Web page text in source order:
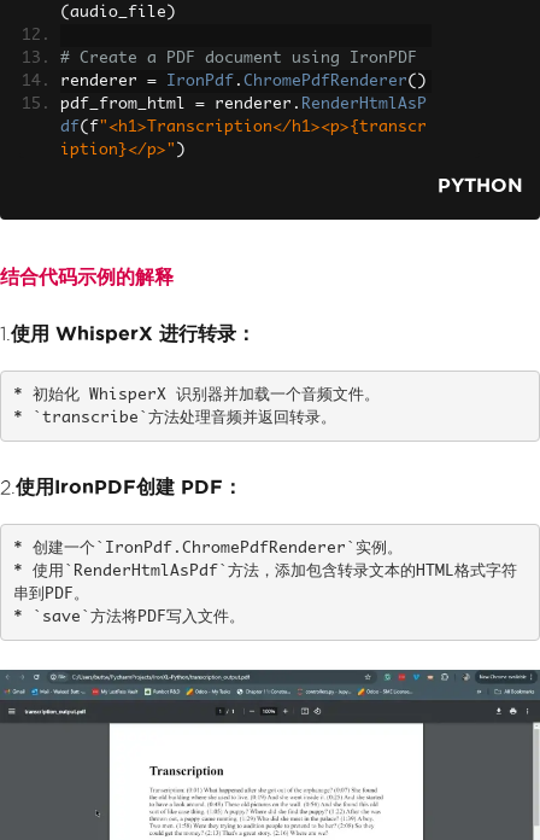
( audio_file )
# Create a PDF document using IronPDF
renderer = IronPdf . ChromePdfRenderer()
pdf_from_html = renderer . RenderHtmlAsP
df( f "<h1>Transcription</h1><p>{transcr
iption}</p>" )
output_file =
"transcription_output.pd
pdf_from_html
print(f "Transcription saved to {output
PYTHON
结合代码示例的解释
1.使用 WhisperX 进行转录：
* 初始化 WhisperX 识别器并加载一个音频文件。
* `transcribe`方法处理音频并返回转录。
2.使用IronPDF创建 PDF：
* 创建一个`IronPdf.ChromePdfRenderer`实例。
* 使用`RenderHtmlAsPdf`方法，添加包含转录文本的HTML格式字符
串到PDF。
* `save`方法将PDF写入文件。